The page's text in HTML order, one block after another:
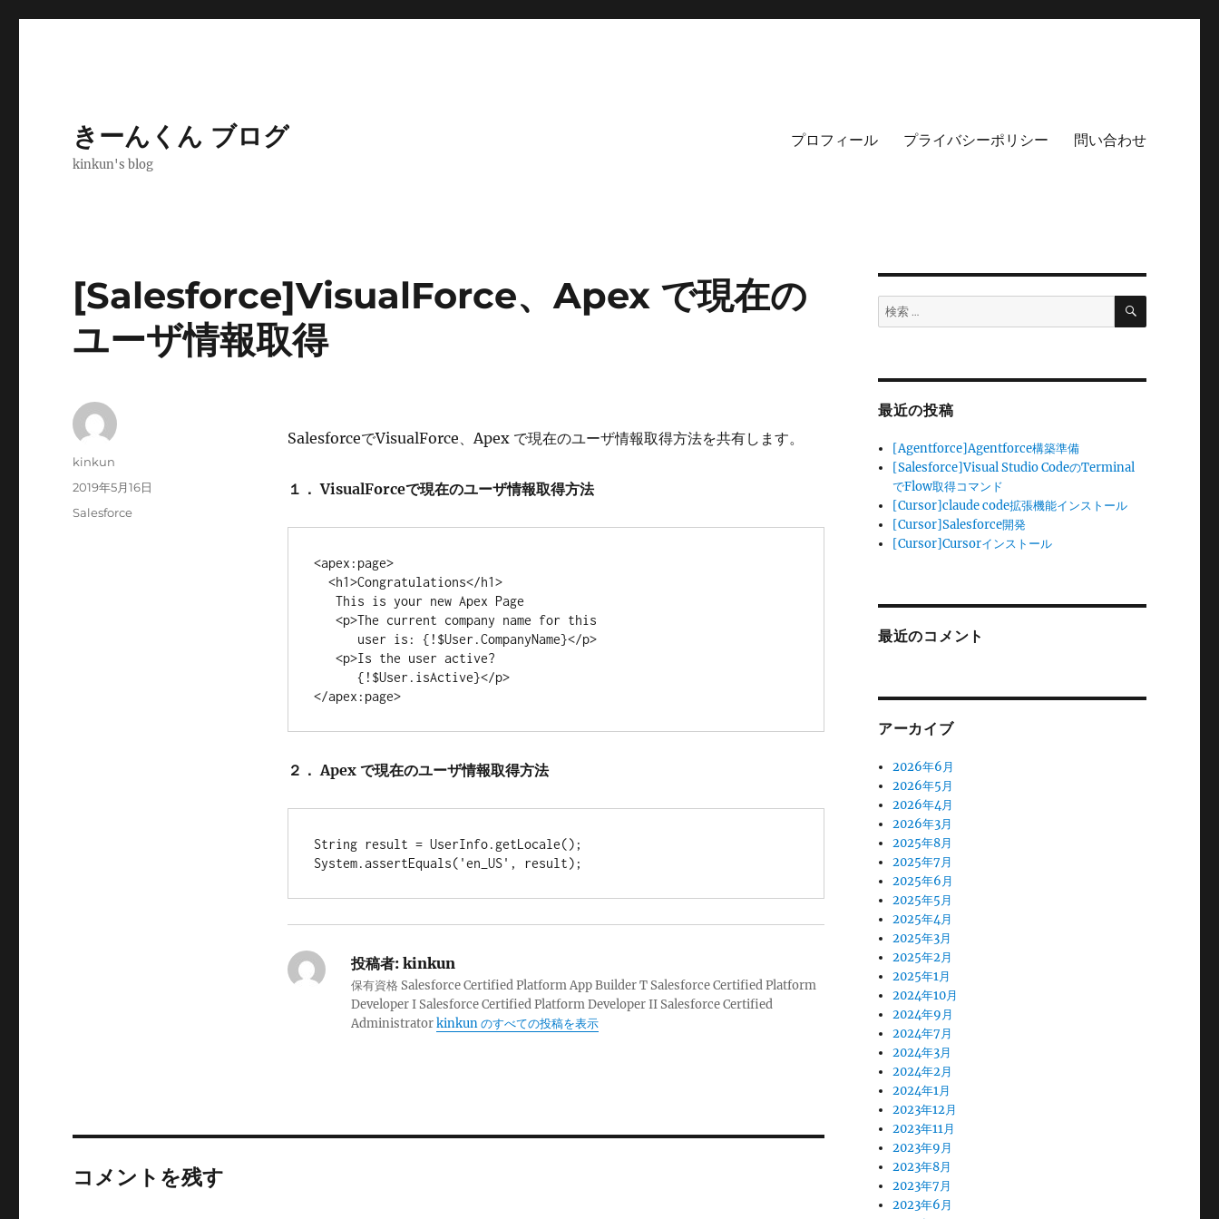
きーんくん ブログ
kinkun's blog
プロフィール プライバシーポリシー 問い合わせ
[Salesforce]VisualForce、Apex で現在の
ユーザ情報取得
SalesforceでVisualForce、Apex で現在のユーザ情報取得方法を共有します。
１． VisualForceで現在のユーザ情報取得方法
<apex:page>
</apex:page>
２． Apex で現在のユーザ情報取得方法
String result = UserInfo.getLocale();
System.assertEquals('en_US', result);
投稿者:kinkun
保有資格 Salesforce Certified Platform App Builder T Salesforce Certified Platform
Developer I Salesforce Certified Platform Developer II Salesforce Certified
Administratorkinkun のすべての投稿を表示
投
kinkun
投
2019年5月16日
カ
Salesforce
コメントを残す
検
索:
検
最近の投稿
[Agentforce]Agentforce構築準備
[Salesforce]Visual Studio CodeのTerminal
でFlow取得コマンド
[Cursor]claude code拡張機能インストール
[Cursor]Salesforce開発
[Cursor]Cursorインストール
最近のコメント
アーカイブ
2026年6月
2026年5月
2026年4月
2026年3月
2025年8月
2025年7月
2025年6月
2025年5月
2025年4月
2025年3月
2025年2月
2025年1月
2024年10月
2024年9月
2024年7月
2024年3月
2024年2月
2024年1月
2023年12月
2023年11月
2023年9月
2023年8月
2023年7月
2023年6月